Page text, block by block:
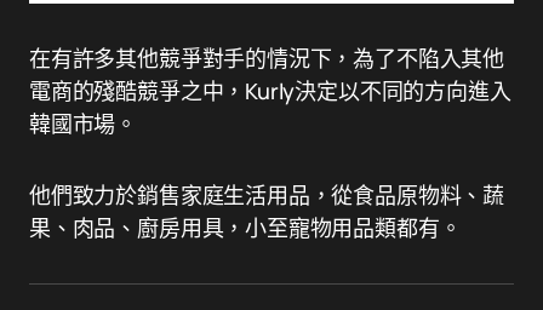
在有許多其他競爭對手的情況下，為了不陷入其他
電商的殘酷競爭之中，Kurly決定以不同的方向進入
韓國市場。
他們致力於銷售家庭生活用品，從食品原物料、蔬
果、肉品、廚房用具，小至寵物用品類都有。